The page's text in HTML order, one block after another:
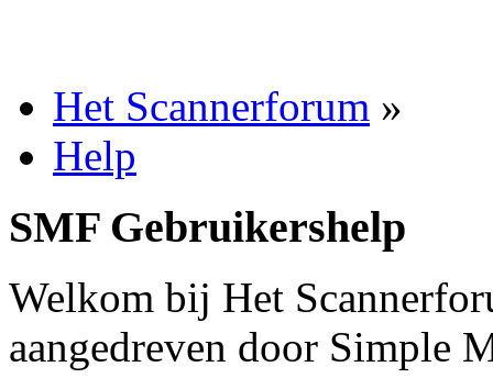
Het Scannerforum »
Help
SMF Gebruikershelp
Welkom bij Het
aangedreven door Simple